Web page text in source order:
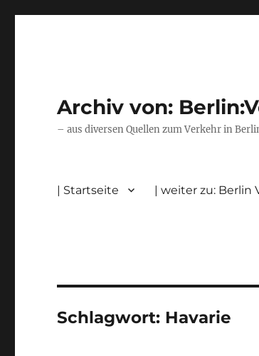
Archiv von:
– aus diversen Quellen zum Verkehr in
| Startseite | weiter zu: Berlin
Schlagwort: Havarie